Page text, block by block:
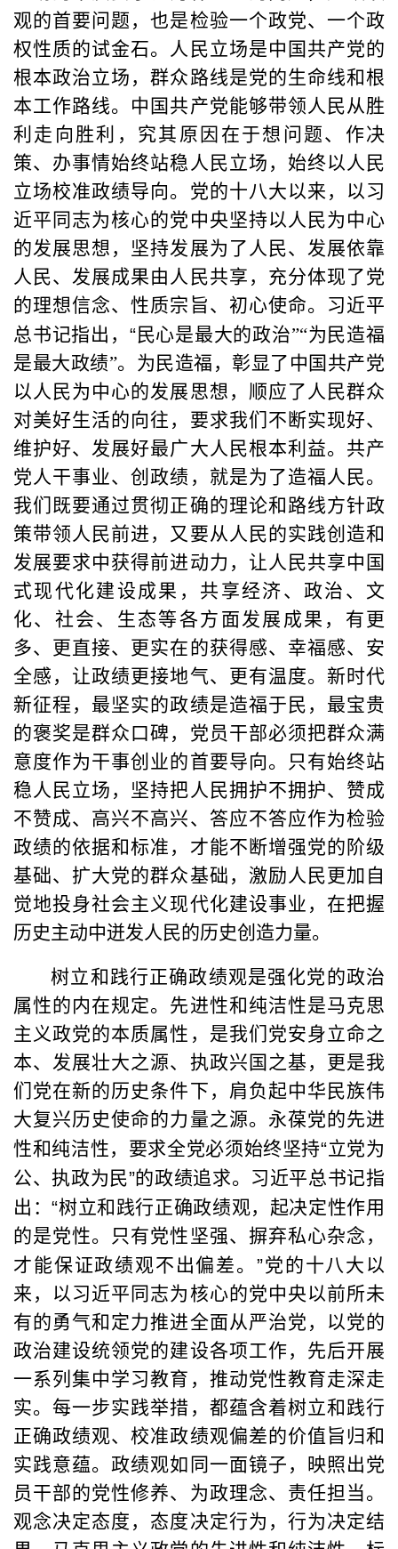
观的首要问题，也是检验一个政党、一个政
权性质的试金石。人民立场是中国共产党的
根本政治立场，群众路线是党的生命线和根
本工作路线。中国共产党能够带领人民从胜
利走向胜利，究其原因在于想问题、作决
策、办事情始终站稳人民立场，始终以人民
立场校准政绩导向。党的十八大以来，以习
近平同志为核心的党中央坚持以人民为中心
的发展思想，坚持发展为了人民、发展依靠
人民、发展成果由人民共享，充分体现了党
的理想信念、性质宗旨、初心使命。习近平
总书记指出， “民心是最大的政治”“为民造福
是最大政绩”。为民造福，彰显了中国共产党
以人民为中心的发展思想，顺应了人民群众
对美好生活的向往，要求我们不断实现好、
维护好、发展好最广大人民根本利益。共产
党人干事业、创政绩，就是为了造福人民。
我们既要通过贯彻正确的理论和路线方针政
策带领人民前进，又要从人民的实践创造和
发展要求中获得前进动力，让人民共享中国
式现代化建设成果，共享经济、政治、文
化、社会、生态等各方面发展成果，有更
多、更直接、更实在的获得感、幸福感、安
全感，让政绩更接地气、更有温度。新时代
新征程，最坚实的政绩是造福于民，最宝贵
的褒奖是群众口碑，党员干部必须把群众满
意度作为干事创业的首要导向。只有始终站
稳人民立场，坚持把人民拥护不拥护、赞成
不赞成、高兴不高兴、答应不答应作为检验
政绩的依据和标准，才能不断增强党的阶级
基础、扩大党的群众基础，激励人民更加自
觉地投身社会主义现代化建设事业，在把握
历史主动中迸发人民的历史创造力量。
树立和践行正确政绩观是强化党的政治
属性的内在规定。先进性和纯洁性是马克思
主义政党的本质属性，是我们党安身立命之
本、发展壮大之源、执政兴国之基，更是我
们党在新的历史条件下，肩负起中华民族伟
大复兴历史使命的力量之源。永葆党的先进
性和纯洁性，要求全党必须始终坚持“立党为
公、执政为民”的政绩追求。习近平总书记指
出：“树立和践行正确政绩观，起决定性作用
的是党性。只有党性坚强、摒弃私心杂念，
才能保证政绩观不出偏差。 ”党的十八大以
来，以习近平同志为核心的党中央以前所未
有的勇气和定力推进全面从严治党，以党的
政治建设统领党的建设各项工作，先后开展
一系列集中学习教育，推动党性教育走深走
实。每一步实践举措，都蕴含着树立和践行
正确政绩观、校准政绩观偏差的价值旨归和
实践意蕴。政绩观如同一面镜子，映照出党
员干部的党性修养、为政理念、责任担当。
观念决定态度，态度决定行为，行为决定结